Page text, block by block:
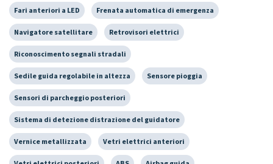
Fari anteriori a LED Frenata automatica di emergenza
Navigatore satellitare Retrovisori elettrici
Riconoscimento segnali stradali
Sedile guida regolabile in altezza Sensore pioggia
Sensori di parcheggio posteriori
Sistema di detezione distrazione del guidatore
Vernice metallizzata Vetri elettrici anteriori